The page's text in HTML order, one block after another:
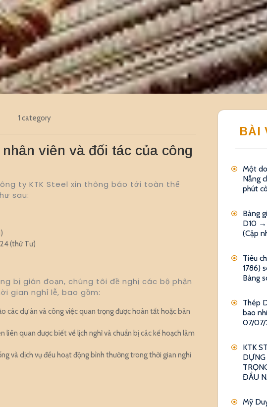
1 category
viên và đối tác của công
ty KTK Steel xin thông báo tới toàn thể
sau:
(thứ Tư)
bị gián đoạn, chúng tôi đề nghị các bộ phận
gian nghỉ lễ, bao gồm:
các dự án và công việc quan trọng được hoàn tất hoặc bàn
quan được biết về lịch nghỉ và chuẩn bị các kế hoạch làm
và dịch vụ đều hoạt động bình thường trong thời gian nghỉ
BÀI
Một
Nẵng
phút
Bảng
D10 →
(Cập
Tiêu
1786)
Bảng
Thép
bao
07/
KTK
ĐẦU
Mỹ